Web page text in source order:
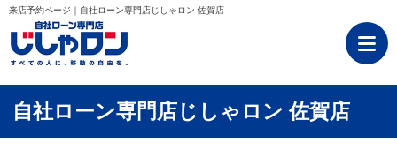
来店予約ページ｜自社ローン専門店じしゃロン 佐賀店
自社ローン専門店じしゃロン 佐賀店